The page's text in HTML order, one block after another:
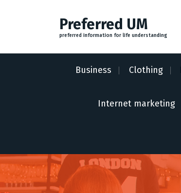
t
Preferred UM
preferred information for life understanding
Business Clothing
Internet marketing